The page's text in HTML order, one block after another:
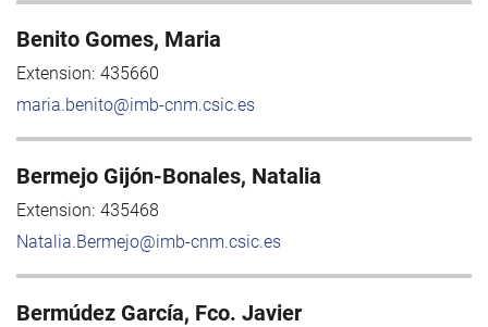
Benito Gomes, Maria
Extension: 435660
maria.benito@imb-cnm.csic.es
Bermejo Gijón-Bonales, Natalia
Extension: 435468
Natalia.Bermejo@imb-cnm.csic.es
Bermúdez García, Fco. Javier